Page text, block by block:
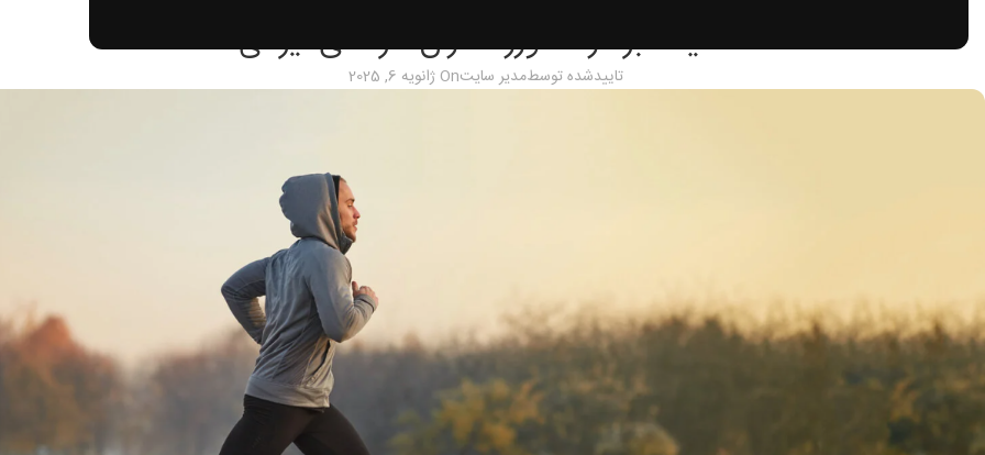
مالیات بر درآمد ورزشکاران حرفه‌ای ایرانی
تاییدشده توسطمدیر سایتOn ژانویه 6, 2025